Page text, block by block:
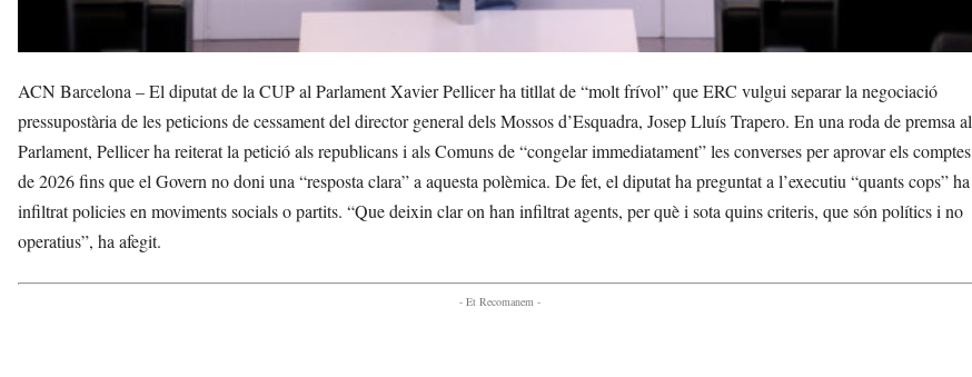
ACN Barcelona – El diputat de la CUP al Parlament Xavier Pellicer ha titllat de “molt frívol” que ERC vulgui separar la negociació
pressupostària de les peticions de cessament del director general dels Mossos d’Esquadra, Josep Lluís Trapero. En una roda de premsa al
Parlament, Pellicer ha reiterat la petició als republicans i als Comuns de “congelar immediatament” les converses per aprovar els comptes
de 2026 fins que el Govern no doni una “resposta clara” a aquesta polèmica. De fet, el diputat ha preguntat a l’executiu “quants cops” ha
infiltrat policies en moviments socials o partits. “Que deixin clar on han infiltrat agents, per què i sota quins criteris, que són polítics i no
operatius”, ha afegit.
- Et Recomanem -